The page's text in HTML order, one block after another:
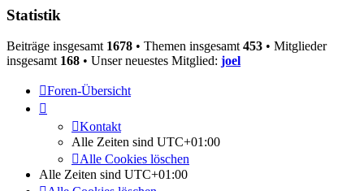
Statistik
Beiträge insgesamt 1678 • Themen insgesamt 453 • Mitglieder
insgesamt 168 • Unser neuestes Mitglied: joel
Foren-Übersicht
Kontakt
Alle Zeiten sind UTC+01:00
Alle Cookies löschen
Alle Zeiten sind UTC+01:00